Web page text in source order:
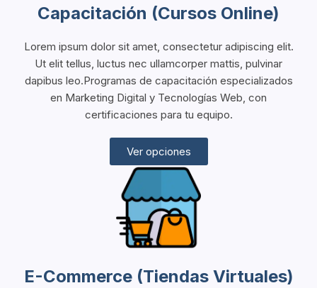
Capacitación (Cursos Online)
Lorem ipsum dolor sit amet, consectetur adipiscing elit.
Ut elit tellus, luctus nec ullamcorper mattis, pulvinar
dapibus leo.Programas de capacitación especializados
en Marketing Digital y Tecnologías Web, con
certificaciones para tu equipo.
Ver opciones
E-Commerce (Tiendas Virtuales)